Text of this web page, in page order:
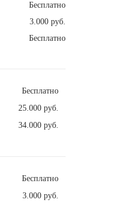
Бесплатно
3.000 руб.
Бесплатно
Бесплатно
25.000 руб.
34.000 руб.
Бесплатно
3.000 руб.